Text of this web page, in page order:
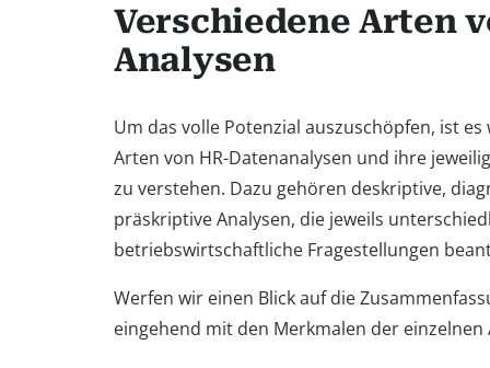
Verschiedene Arten
Analysen
Um das volle Potenzial auszuschöpfen, ist
Arten von HR-Datenanalysen und ihre
zu verstehen. Dazu gehören deskriptive,
präskriptive Analysen, die jeweils
betriebswirtschaftliche Fragestellungen
Werfen wir einen Blick auf die
eingehend mit den Merkmalen der einzelnen